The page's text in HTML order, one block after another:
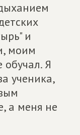
и
моим
обучал. Я
ученика,
а меня не